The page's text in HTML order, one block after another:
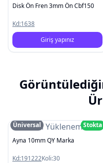
Disk Ön Fren 3mm Ön Cbf150
Kd:1638
Giriş yapınız
Resim Yüklenemedi
Üniversal
Stokta
Ayna 10mm QY Marka
Kd:191222Koli:30